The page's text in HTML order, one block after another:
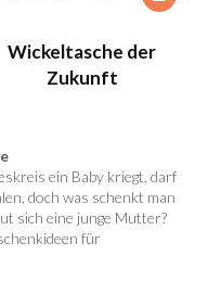
Wickeltasche der
Zukunft
ein Baby kriegt, darf
doch was schenkt man
sich eine junge Mutter?
für